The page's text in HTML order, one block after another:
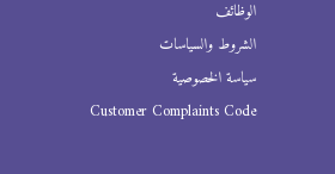
الوظائف
الشروط والسياسات
سياسة الخصوصية
Customer Complaints Code